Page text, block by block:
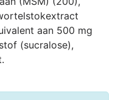
aan 500 mg
(sucralose),